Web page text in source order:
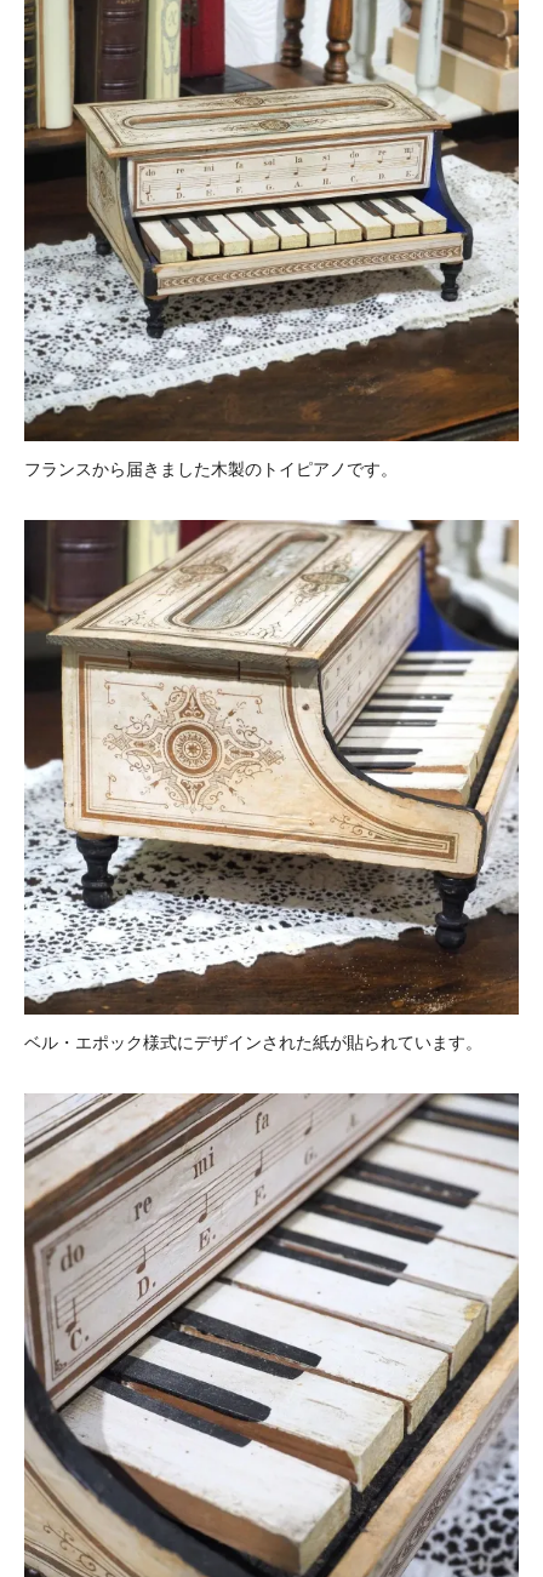
フランスから届きました木製のトイピアノです。
ベル・エポック様式にデザインされた紙が貼られています。